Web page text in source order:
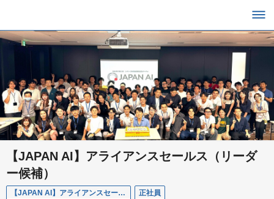
【JAPAN AI】アライアンスセールス（リーダ
ー候補）
【JAPAN AI】アライアンスセールス（リーダー候補） 正社員